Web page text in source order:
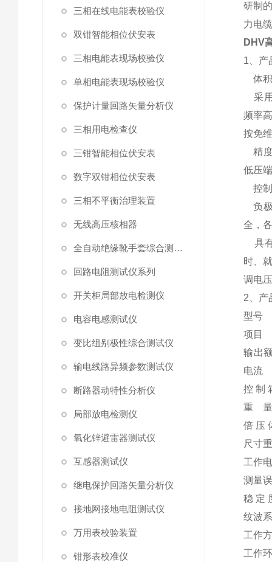
三相在线电能表校验仪
双钳智能相位伏安表
三相电能表现场校验仪
单相电能表现场校验仪
保护计量回路矢量分析仪
三相用电检查仪
三钳智能相位伏安表
数字双钳相位伏安表
三相不平衡治理装置
无线高压核相器
全自动绝缘靴手套综合测试仪
回路电阻测试仪系列
开关柜局部放电检测仪
电容电感测试仪
变比组别极性综合测试仪
输电线路异频参数测试仪
断路器动特性分析仪
局部放电检测仪
氧化锌避雷器测试仪
互感器测试仪
继电保护回路矢量分析仪
接地网接地电阻测试仪
万用表校验装置
钳形表校准仪
研制
力电
DHV
1、产
体积
采用
频率
按免
精度
低压
控制
负极
全，
具有
时、
调电
2、产
型号
项目
输出
电流
控 制
重
倍 压
尺寸
工作
测量
稳 定
纹波
工作
工作